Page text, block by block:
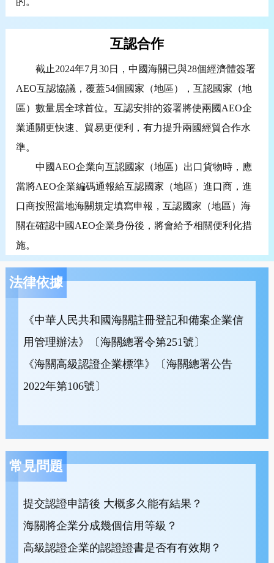
互認合作
截止2024年7月30日，中國海關已與28個經濟體簽署
AEO互認協議，覆蓋54個國家（地區），互認國家（地
區）數量居全球首位。互認安排的簽署將使兩國AEO企
業通關更快速、貿易更便利，有力提升兩國經貿合作水
準。
中國AEO企業向互認國家（地區）出口貨物時，應
當將AEO企業編碼通報給互認國家（地區）進口商，進
口商按照當地海關規定填寫申報，互認國家（地區）海
關在確認中國AEO企業身份後，將會給予相關便利化措
施。
法律依據
《中華人民共和國海關註冊登記和備案企業信
用管理辦法》〔海關總署令第251號〕
《海關高級認證企業標準》〔海關總署公告
2022年第106號〕
常見問題
提交認證申請後 大概多久能有結果？
海關將企業分成幾個信用等級？
高級認證企業的認證證書是否有有效期？